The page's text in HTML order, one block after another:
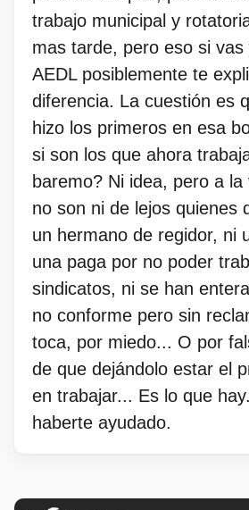
trabajo municipal y
mas tarde, pero eso si
AEDL posiblemente te
diferencia. La cuestión es
hizo los primeros en esa
si son los que ahora
baremo? Ni idea, pero a
no son ni de lejos quienes
un hermano de regidor, ni
una paga por no poder
sindicatos, ni se han
no conforme pero sin
toca, por miedo... O por
de que dejándolo estar el
en trabajar... Es lo que
haberte ayudado.